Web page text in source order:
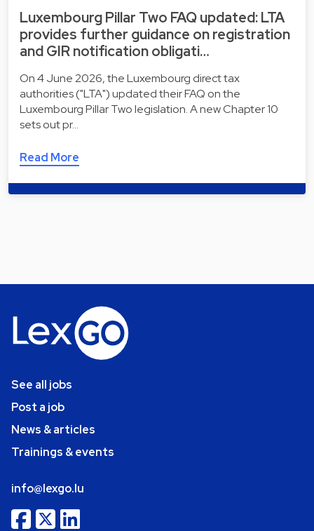
Luxembourg Pillar Two FAQ updated: LTA
provides further guidance on registration
and GIR notification obligati…
On 4 June 2026, the Luxembourg direct tax
authorities ("LTA") updated their FAQ on the
Luxembourg Pillar Two legislation. A new Chapter 10
sets out pr…
Read More
See all jobs
Post a job
News & articles
Trainings & events
info@lexgo.lu